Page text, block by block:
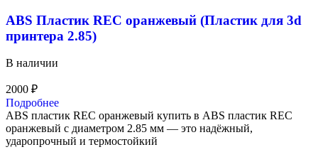
ABS Пластик REC оранжевый (Пластик для 3d
принтера 2.85)
В наличии
2000 ₽
Подробнее
ABS пластик REC оранжевый купить в ABS пластик REC
оранжевый с диаметром 2.85 мм — это надёжный,
ударопрочный и термостойкий